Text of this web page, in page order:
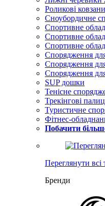
Роликові
Сноубордичне
Спортивне
Спортивне
Спортивне
Спорядження
Спорядження
Спорядження
SUP дошки
Тенісне
Трекінгові
Туристичне
Фітнес-
Побачити
Переглянути всі
Бренди